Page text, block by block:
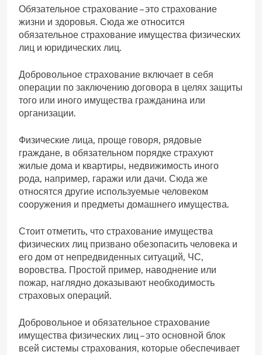
Обязательное страхование – это страхование
жизни и здоровья. Сюда же относится
обязательное страхование имущества физических
лиц и юридических лиц.
Добровольное страхование включает в себя
операции по заключению договора в целях защиты
того или иного имущества гражданина или
организации.
Физические лица, проще говоря, рядовые
граждане, в обязательном порядке страхуют
жилые дома и квартиры, недвижимость иного
рода, например, гаражи или дачи. Сюда же
относятся другие используемые человеком
сооружения и предметы домашнего имущества.
Стоит отметить, что страхование имущества
физических лиц призвано обезопасить человека и
его дом от непредвиденных ситуаций, ЧС,
воровства. Простой пример, наводнение или
пожар, наглядно доказывают необходимость
страховых операций.
Добровольное и обязательное страхование
имущества физических лиц – это основной блок
всей системы страхования, которые обеспечивает